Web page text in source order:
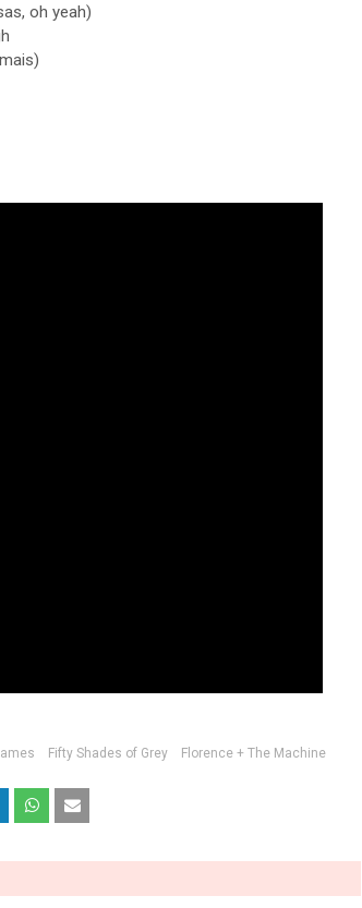
oh yeah)
Fifty Shades of Grey Florence + The Machine